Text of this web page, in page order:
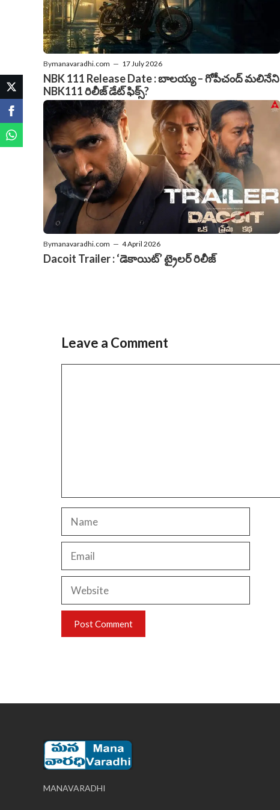
Bymanavaradhi.com — 17 July 2026
NBK 111 Release Date : బాలయ్య – గోపీచంద్ మలినేని
NBK111 రిలీజ్ డేట్ ఫిక్స్?
Bymanavaradhi.com — 4 April 2026
Dacoit Trailer : ‘డెకాయిట్‌’ ట్రైలర్‌ రిలీజ్‌
Leave a Comment
Name
Email
Website
MANAVARADHI